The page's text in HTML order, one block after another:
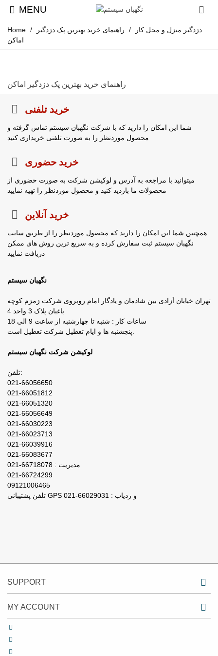
MENU
Home / دزدگیر منزل و محل کار /
راهنمای خرید بهترین پک دزدگیر
اماکن
راهنمای خرید بهترین پک دزدگیر اماکن
خرید تلفنی
شما این امکان را دارید که با شرکت نگهبان سیستم تماس گرفته و
محصول موردنظر را به صورت تلفنی خریداری کنید
خرید حضوری
میتوانید با مراجعه به آدرس و لوکیشن شرکت به صورت حضوری از
محصولات ما بازدید کنید و محصول موردنظر را تهیه نمایید
خرید آنلاین
همچنین شما این امکان را دارید که محصول موردنظر را از طریق سایت
نگهبان سیستم ثبت سفارش کرده و به سریع ترین روش های ممکن
دریافت نمایید
نگهبان سیستم
تهران خیابان آزادی بین شادمان و یادگار امام روبروی شرکت زمزم کوچه
باغبان پلاک 3 واحد 4
لوکیشن شرکت نگهبان سیستم
تلفن:
021-66056650
021-66051812
021-66051320
021-66056649
021-66030223
021-66023713
021-66039916
021-66083677
مدیریت : 66718078-021
021-66724299
09121006465
تلفن پشتیبانی GPS و ردیاب : 66029031-021
SUPPORT
MY ACCOUNT